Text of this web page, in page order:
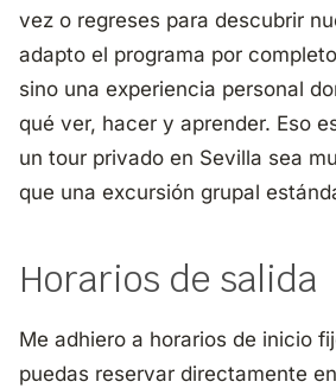
vez o regreses para descubrir
adapto el programa por
sino una experiencia personal
qué ver, hacer y aprender. Eso
un tour privado en Sevilla sea
que una excursión grupal
Horarios de salida
Me adhiero a horarios de inicio
puedas reservar directamente